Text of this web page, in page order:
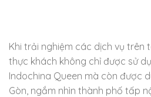
Khi trải nghiệm các dịch vụ trên
thực khách không chỉ được sử
Indochina Queen mà còn được
Gòn, ngắm nhìn thành phố tấp